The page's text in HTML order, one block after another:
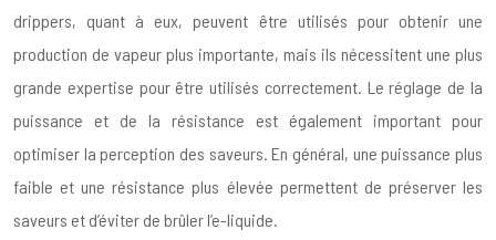
drippers, quant à eux, peuvent être utilisés pour obtenir une
production de vapeur plus importante, mais ils nécessitent une plus
grande expertise pour être utilisés correctement. Le réglage de la
puissance et de la résistance est également important pour
optimiser la perception des saveurs. En général, une puissance plus
faible et une résistance plus élevée permettent de préserver les
saveurs et d’éviter de brûler l’e-liquide.